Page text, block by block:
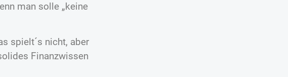
man solle „keine
spielt´s nicht, aber
Finanzwissen